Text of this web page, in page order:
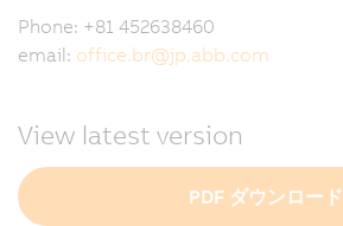
Phone: +81 452638460
email: office.br@jp.abb.com
View latest version
PDF ダウンロード